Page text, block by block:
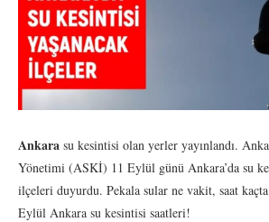
Ankara su kesintisi olan yerler yayınlandı.
Yönetimi (ASKİ) 11 Eylül günü Ankara’da su
ilçeleri duyurdu. Pekala sular ne vakit, saat
Eylül Ankara su kesintisi saatleri!